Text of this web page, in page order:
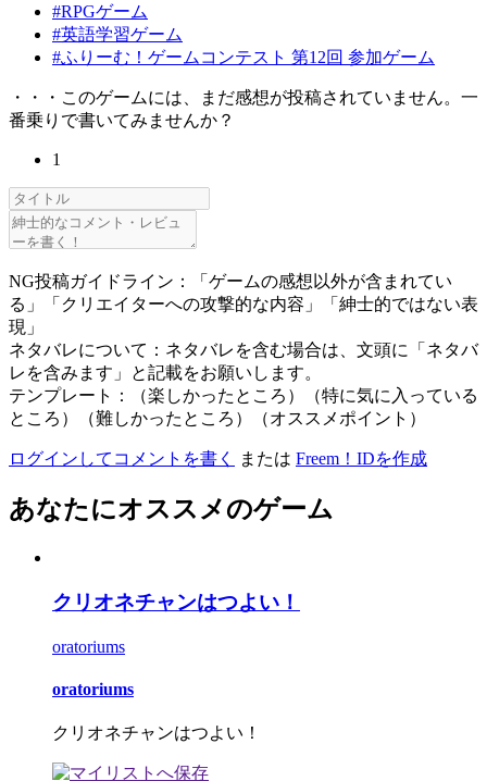
#RPGゲーム
#英語学習ゲーム
#ふりーむ！ゲームコンテスト 第12回 参加ゲーム
・・・このゲームには、まだ感想が投稿されていません。一
番乗りで書いてみませんか？
1
NG投稿ガイドライン：「ゲームの感想以外が含まれてい
る」「クリエイターへの攻撃的な内容」「紳士的ではない表
現」
ネタバレについて：ネタバレを含む場合は、文頭に「ネタバ
レを含みます」と記載をお願いします。
テンプレート：（楽しかったところ）（特に気に入っている
ところ）（難しかったところ）（オススメポイント）
ログインしてコメントを書く または Freem！IDを作成
あなたにオススメのゲーム
クリオネチャンはつよい！
oratoriums
oratoriums
クリオネチャンはつよい！